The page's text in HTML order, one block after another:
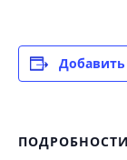
Добавить
ПОДРОБНОСТИ